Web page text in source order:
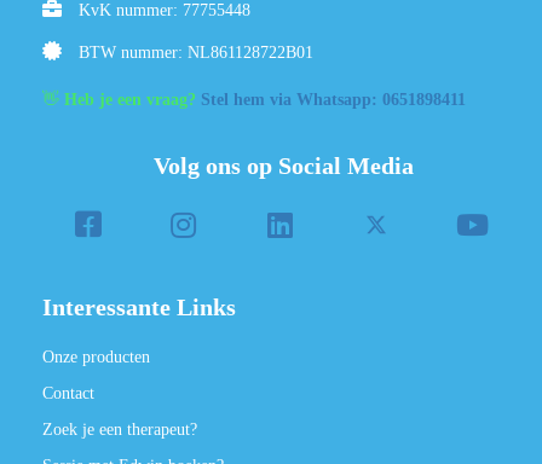
KvK nummer: 77755448
BTW nummer: NL861128722B01
👋 Heb je een vraag? Stel hem via Whatsapp: 0651898411
Volg ons op Social Media
Interessante Links
Onze producten
Contact
Zoek je een therapeut?